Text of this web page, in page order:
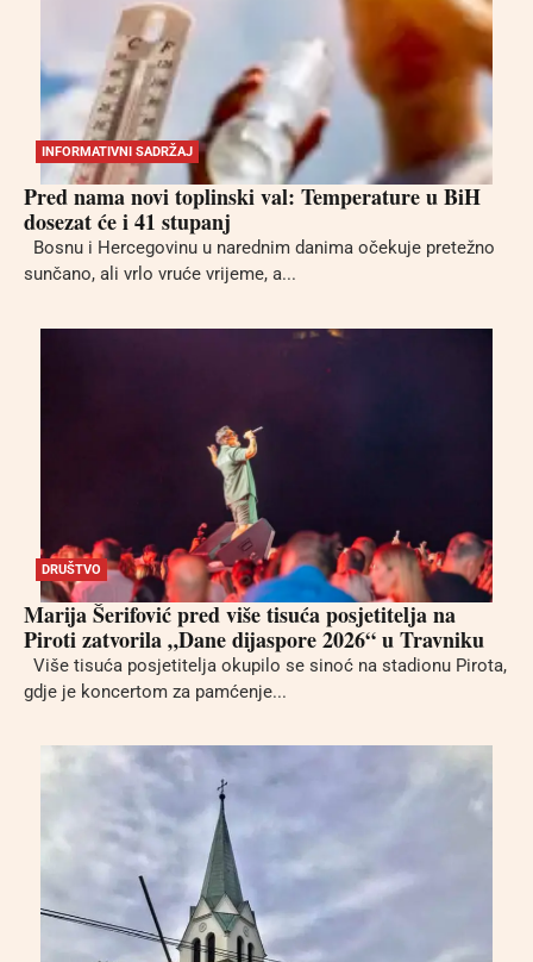
INFORMATIVNI SADRŽAJ
Pred nama novi toplinski val: Temperature u BiH
dosezat će i 41 stupanj
Bosnu i Hercegovinu u narednim danima očekuje pretežno
sunčano, ali vrlo vruće vrijeme, a...
DRUŠTVO
Marija Šerifović pred više tisuća posjetitelja na
Piroti zatvorila „Dane dijaspore 2026“ u Travniku
Više tisuća posjetitelja okupilo se sinoć na stadionu Pirota,
gdje je koncertom za pamćenje...